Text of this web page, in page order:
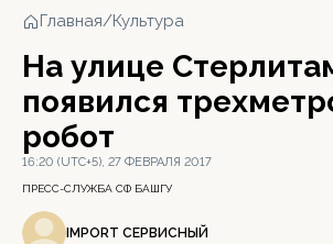
Главная/Культура
На улице
появился
робот
16:20 (UTC+5), 27 ФЕВРАЛЯ 2017
ПРЕСС-СЛУЖБА СФ БАШГУ
IMPORT СЕРВИСНЫЙ